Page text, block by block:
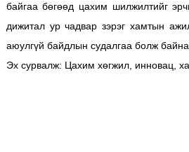
байгаа бөгөөд цахим шилжилтийг
дижитал ур чадвар зэрэг хамтын
аюулгүй байдлын судалгаа болж
Эх сурвалж: Цахим хөгжил, инновац,